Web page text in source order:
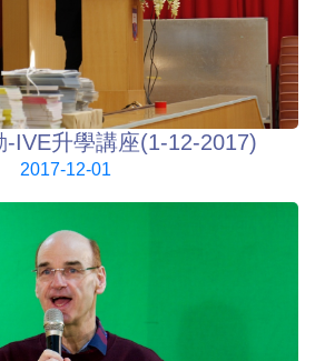
-IVE升學講座(1-12-2017)
2017-12-01